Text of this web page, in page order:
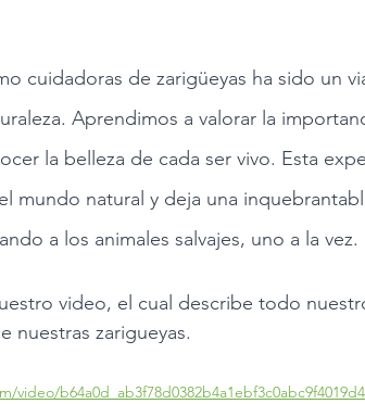
cuidadoras de zarigüeyas ha sido un
Aprendimos a valorar la
la belleza de cada ser vivo. Esta
mundo natural y deja una
a los animales salvajes, uno a la vez.
video, el cual describe todo
nuestras zarigueyas.
video/